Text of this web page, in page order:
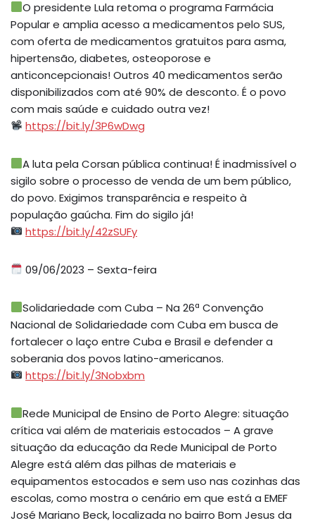
O presidente Lula retoma o programa Farmácia
Popular e amplia acesso a medicamentos pelo SUS,
com oferta de medicamentos gratuitos para asma,
hipertensão, diabetes, osteoporose e
anticoncepcionais! Outros 40 medicamentos serão
disponibilizados com até 90% de desconto. É o povo
com mais saúde e cuidado outra vez!
https://bit.ly/3P6wDwg
A luta pela Corsan pública continua! É inadmissível o
sigilo sobre o processo de venda de um bem público,
do povo. Exigimos transparência e respeito à
população gaúcha. Fim do sigilo já!
https://bit.ly/42zSUFy
09/06/2023 – Sexta-feira
Solidariedade com Cuba – Na 26ª Convenção
Nacional de Solidariedade com Cuba em busca de
fortalecer o laço entre Cuba e Brasil e defender a
soberania dos povos latino-americanos.
https://bit.ly/3Nobxbm
Rede Municipal de Ensino de Porto Alegre: situação
crítica vai além de materiais estocados – A grave
situação da educação da Rede Municipal de Porto
Alegre está além das pilhas de materiais e
equipamentos estocados e sem uso nas cozinhas das
escolas, como mostra o cenário em que está a EMEF
José Mariano Beck, localizada no bairro Bom Jesus da